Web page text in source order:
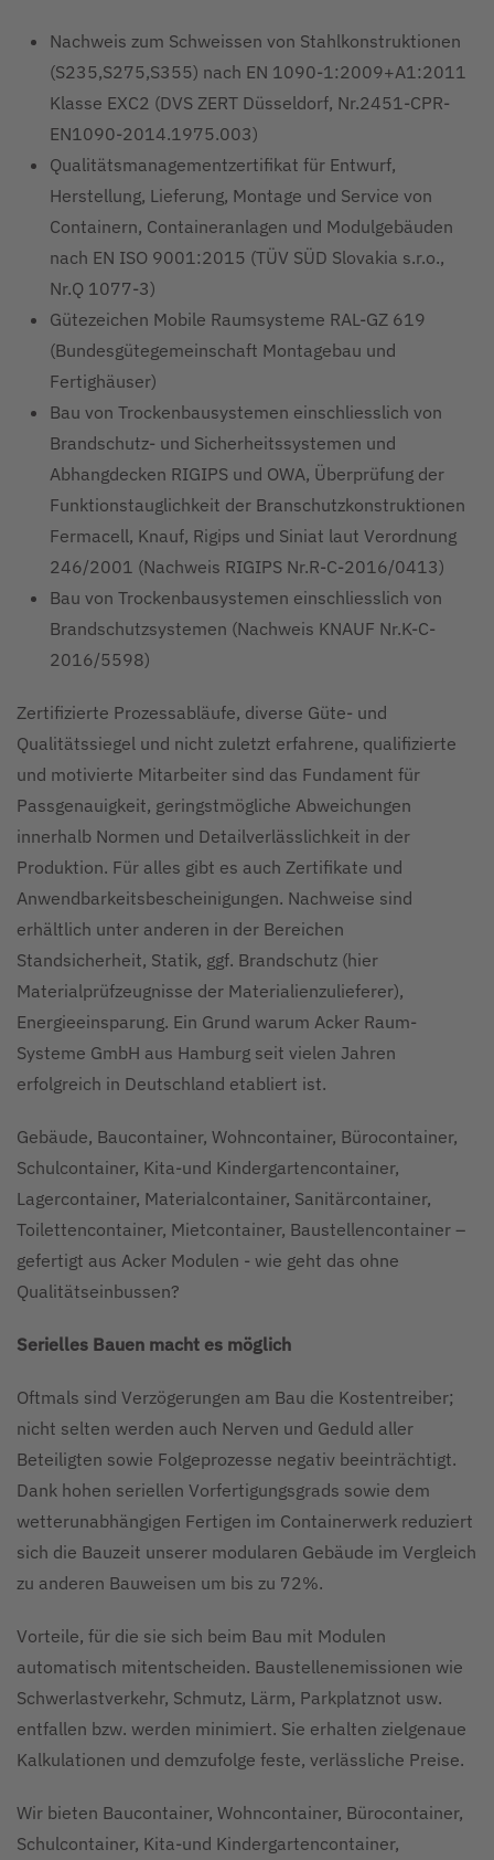
Nachweis zum Schweissen von Stahlkonstruktionen
(S235,S275,S355) nach EN 1090-1:2009+A1:2011
Klasse EXC2 (DVS ZERT Düsseldorf, Nr.2451-CPR-
EN1090-2014.1975.003)
Qualitätsmanagementzertifikat für Entwurf,
Herstellung, Lieferung, Montage und Service von
Containern, Containeranlagen und Modulgebäuden
nach EN ISO 9001:2015 (TÜV SÜD Slovakia s.r.o.,
Nr.Q 1077-3)
Gütezeichen Mobile Raumsysteme RAL-GZ 619
(Bundesgütegemeinschaft Montagebau und
Fertighäuser)
Bau von Trockenbausystemen einschliesslich von
Brandschutz- und Sicherheitssystemen und
Abhangdecken RIGIPS und OWA, Überprüfung der
Funktionstauglichkeit der Branschutzkonstruktionen
Fermacell, Knauf, Rigips und Siniat laut Verordnung
246/2001 (Nachweis RIGIPS Nr.R-C-2016/0413)
Bau von Trockenbausystemen einschliesslich von
Brandschutzsystemen (Nachweis KNAUF Nr.K-C-
2016/5598)
Zertifizierte Prozessabläufe, diverse Güte- und
Qualitätssiegel und nicht zuletzt erfahrene, qualifizierte
und motivierte Mitarbeiter sind das Fundament für
Passgenauigkeit, geringstmögliche Abweichungen
innerhalb Normen und Detailverlässlichkeit in der
Produktion. Für alles gibt es auch Zertifikate und
Anwendbarkeitsbescheinigungen. Nachweise sind
erhältlich unter anderen in der Bereichen
Standsicherheit, Statik, ggf. Brandschutz (hier
Materialprüfzeugnisse der Materialienzulieferer),
Energieeinsparung. Ein Grund warum Acker Raum-
Systeme GmbH aus Hamburg seit vielen Jahren
erfolgreich in Deutschland etabliert ist.
Gebäude, Baucontainer, Wohncontainer, Bürocontainer,
Schulcontainer, Kita-und Kindergartencontainer,
Lagercontainer, Materialcontainer, Sanitärcontainer,
Toilettencontainer, Mietcontainer, Baustellencontainer –
gefertigt aus Acker Modulen - wie geht das ohne
Qualitätseinbussen?
Serielles Bauen macht es möglich
Oftmals sind Verzögerungen am Bau die Kostentreiber;
nicht selten werden auch Nerven und Geduld aller
Beteiligten sowie Folgeprozesse negativ beeinträchtigt.
Dank hohen seriellen Vorfertigungsgrads sowie dem
wetterunabhängigen Fertigen im Containerwerk reduziert
sich die Bauzeit unserer modularen Gebäude im Vergleich
zu anderen Bauweisen um bis zu 72%.
Vorteile, für die sie sich beim Bau mit Modulen
automatisch mitentscheiden. Baustellenemissionen wie
Schwerlastverkehr, Schmutz, Lärm, Parkplatznot usw.
entfallen bzw. werden minimiert. Sie erhalten zielgenaue
Kalkulationen und demzufolge feste, verlässliche Preise.
Wir bieten Baucontainer, Wohncontainer, Bürocontainer,
Schulcontainer, Kita-und Kindergartencontainer,